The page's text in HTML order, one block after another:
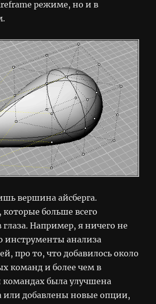
режиме, но и в
вершина айсберга.
больше всего
глаза. Например, я ничего не
инструменты анализа
про то, что добавилось около
команд и более чем в
командах была улучшена
или добавлены новые опции,